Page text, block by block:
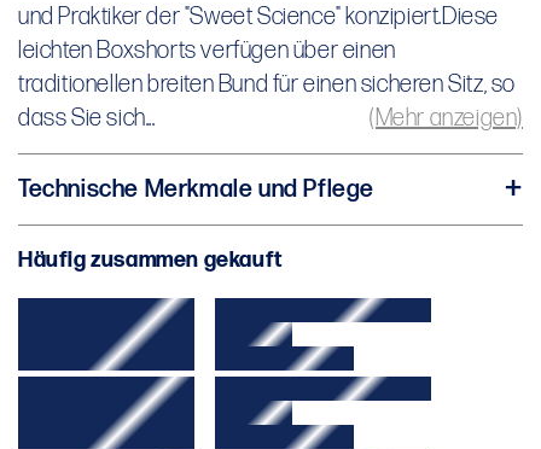
Science" konzipiert.
Diese leichten Boxshorts verfügen über einen traditionellen breiten Bund für
können. Das flexible Material und die Seitenschlitze ermöglichen volle
Komfort konzipiert.
Die gestickten Venum-Logos sind in Gold auf der Vorder- und Rückseite des
Bundes und am linken Oberschenkel angebracht.
und Praktiker der "Sweet Science" konzipiert.Diese
leichten Boxshorts verfügen über einen
traditionellen breiten Bund für einen sicheren Sitz, so
dass Sie sich...
(Mehr anzeigen)
Technische Merkmale und Pflege
Stoff 1: 90% Polyester, 10% Elastan
Stoff 2: 78% Polyester, 2% Elastan
Traditioneller breiter Taillengürtel für besseren
Leichtes und flexibles Material
Ideal für alle Niveaus
Logo im Siebdruckverfahren
Häufig zusammen gekauft